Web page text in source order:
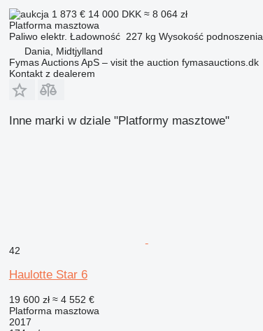
1 873 € 14 000 DKK ≈ 8 064 zł
Platforma masztowa
Paliwo elektr. Ładowność 227 kg Wysokość podnoszenia
Dania, Midtjylland
Fymas Auctions ApS – visit the auction fymasauctions.dk
Kontakt z dealerem
Inne marki w dziale "Platformy masztowe"
42
Haulotte Star 6
19 600 zł ≈ 4 552 €
Platforma masztowa
2017